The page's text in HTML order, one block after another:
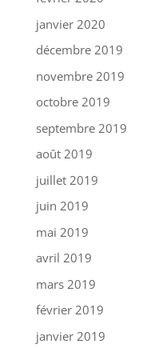
janvier 2020
décembre 2019
novembre 2019
octobre 2019
septembre 2019
août 2019
juillet 2019
juin 2019
mai 2019
avril 2019
mars 2019
février 2019
janvier 2019